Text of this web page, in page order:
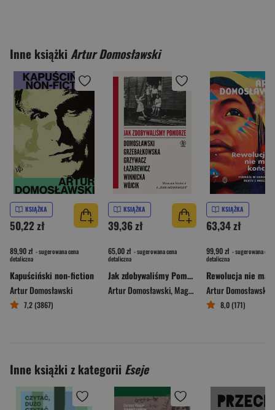
Inne książki Artur Domosławski
KSIĄŻKA
50,22 zł
89,90 zł - sugerowana cena
detaliczna
Kapuściński non-fiction
Artur Domosławski
7,2 (3867)
KSIĄŻKA
39,36 zł
65,00 zł - sugerowana cena
detaliczna
Jak zdobywaliśmy Pomorze Mroczne historie z „ziem odzyskanych”
Artur Domosławski,Magdalena Grzebałkowska ,
KSIĄŻKA
63,34 zł
99,90 zł - sugerowana cena
detaliczna
Artur Domosławski
8,0 (171)
Inne książki z kategorii Eseje